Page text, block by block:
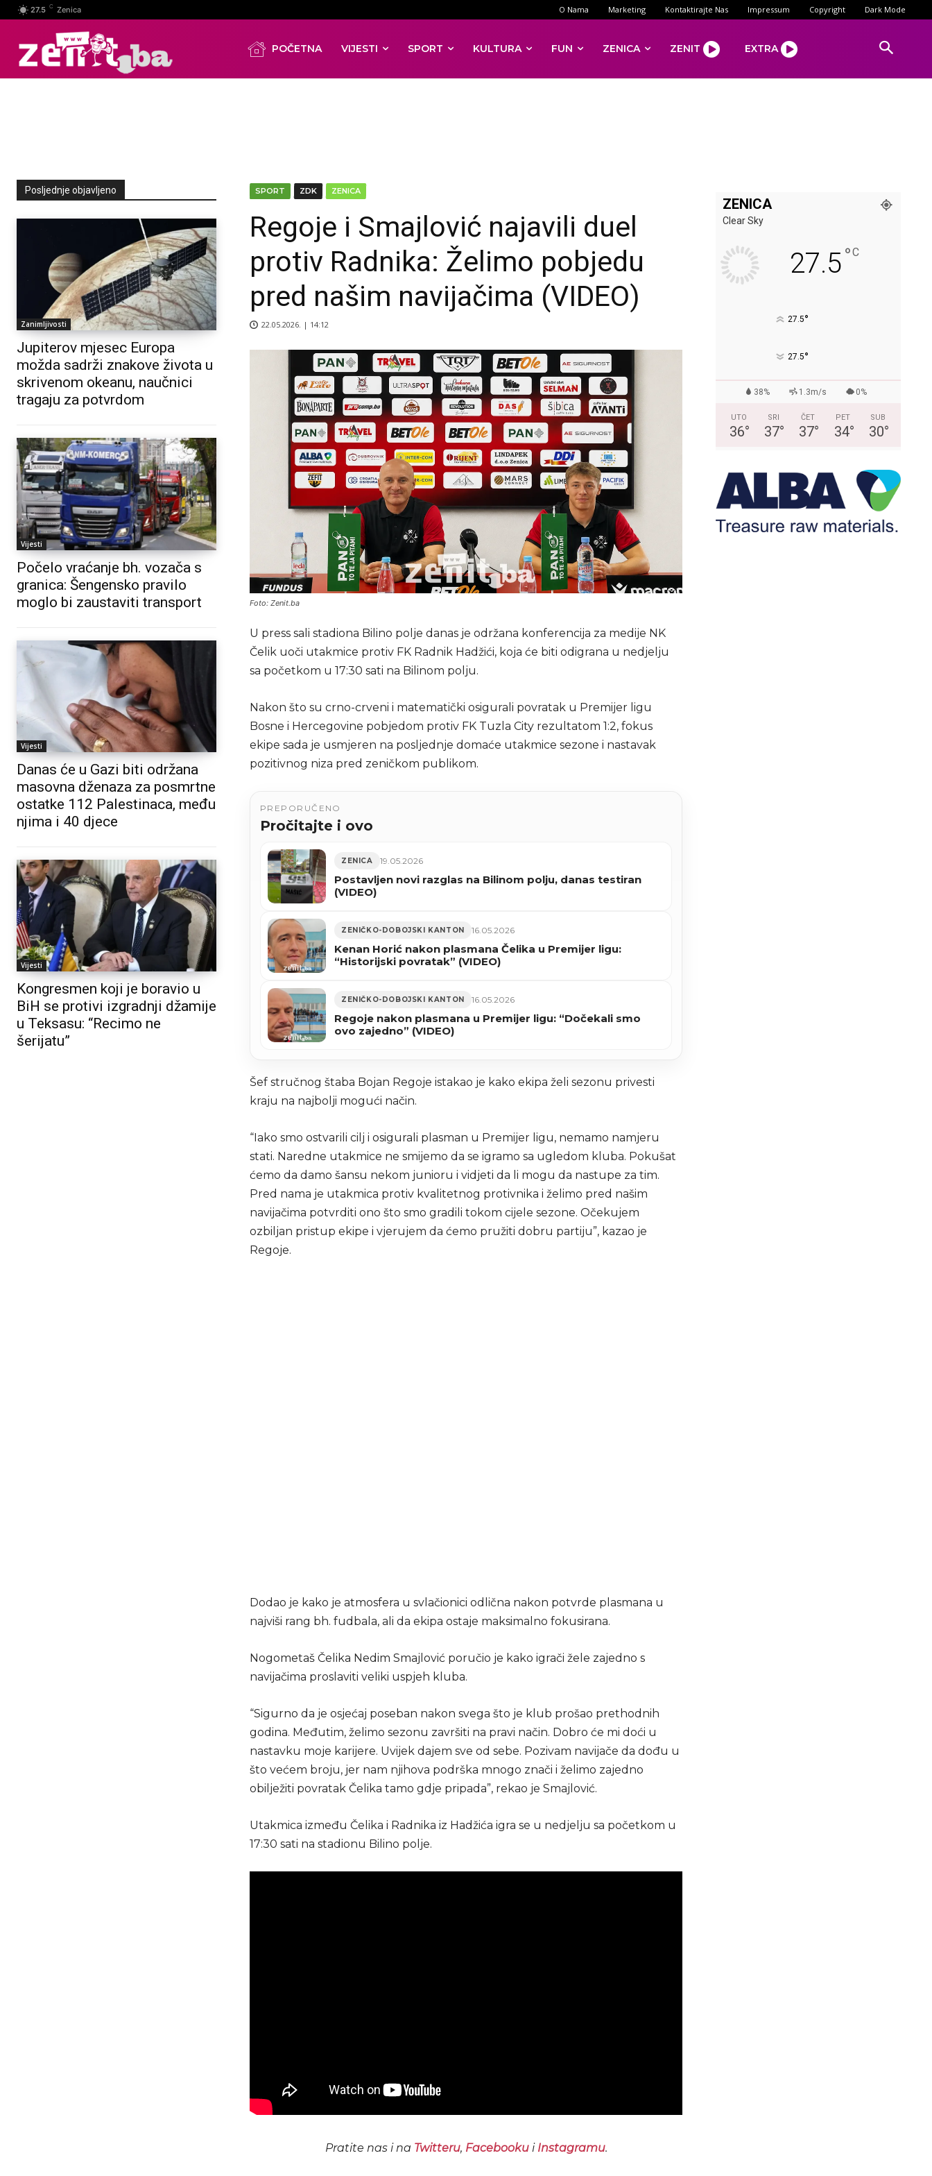
27.5 C Zenica O Nama Marketing Kontaktirajte Nas Impressum Copyright Dark Mode
POČETNA VIJESTI SPORT KULTURA FUN ZENICA ZENIT EXTRA
Posljednje objavljeno
Zanimljivosti
Jupiterov mjesec Europa
možda sadrži znakove života u
skrivenom okeanu, naučnici
tragaju za potvrdom
Vijesti
Počelo vraćanje bh. vozača s
granica: Šengensko pravilo
moglo bi zaustaviti transport
Vijesti
Danas će u Gazi biti održana
masovna dženaza za posmrtne
ostatke 112 Palestinaca, među
njima i 40 djece
Vijesti
Kongresmen koji je boravio u
BiH se protivi izgradnji džamije
u Teksasu: “Recimo ne
šerijatu”
SPORT ZDK ZENICA
Regoje i Smajlović najavili duel
protiv Radnika: Želimo pobjedu
pred našim navijačima (VIDEO)
22.05.2026. | 14:12
Foto: Zenit.ba
U press sali stadiona Bilino polje danas je održana konferencija za medije NK
Čelik uoči utakmice protiv FK Radnik Hadžići, koja će biti odigrana u nedjelju
sa početkom u 17:30 sati na Bilinom polju.
Nakon što su crno-crveni i matematički osigurali povratak u Premijer ligu
Bosne i Hercegovine pobjedom protiv FK Tuzla City rezultatom 1:2, fokus
ekipe sada je usmjeren na posljednje domaće utakmice sezone i nastavak
pozitivnog niza pred zeničkom publikom.
PREPORUČENO
Pročitajte i ovo
ZENICA 19.05.2026
Postavljen novi razglas na Bilinom polju, danas testiran
(VIDEO)
ZENIČKO-DOBOJSKI KANTON 16.05.2026
Kenan Horić nakon plasmana Čelika u Premijer ligu:
“Historijski povratak” (VIDEO)
ZENIČKO-DOBOJSKI KANTON 16.05.2026
Regoje nakon plasmana u Premijer ligu: “Dočekali smo
ovo zajedno” (VIDEO)
Šef stručnog štaba Bojan Regoje istakao je kako ekipa želi sezonu privesti
kraju na najbolji mogući način.
“Iako smo ostvarili cilj i osigurali plasman u Premijer ligu, nemamo namjeru
stati. Naredne utakmice ne smijemo da se igramo sa ugledom kluba. Pokušat
ćemo da damo šansu nekom junioru i vidjeti da li mogu da nastupe za tim.
Pred nama je utakmica protiv kvalitetnog protivnika i želimo pred našim
navijačima potvrditi ono što smo gradili tokom cijele sezone. Očekujem
ozbiljan pristup ekipe i vjerujem da ćemo pružiti dobru partiju”, kazao je
Regoje.
Dodao je kako je atmosfera u svlačionici odlična nakon potvrde plasmana u
najviši rang bh. fudbala, ali da ekipa ostaje maksimalno fokusirana.
Nogometaš Čelika Nedim Smajlović poručio je kako igrači žele zajedno s
navijačima proslaviti veliki uspjeh kluba.
“Sigurno da je osjećaj poseban nakon svega što je klub prošao prethodnih
godina. Međutim, želimo sezonu završiti na pravi način. Dobro će mi doći u
nastavku moje karijere. Uvijek dajem sve od sebe. Pozivam navijače da dođu u
što većem broju, jer nam njihova podrška mnogo znači i želimo zajedno
obilježiti povratak Čelika tamo gdje pripada”, rekao je Smajlović.
Utakmica između Čelika i Radnika iz Hadžića igra se u nedjelju sa početkom u
17:30 sati na stadionu Bilino polje.
Pratite nas i na Twitteru, Facebookui Instagramu.
ZENICA
Clear Sky
27.5°C
27.5°
27.5°
38% 1.3m/s 0%
UTO
36°
SRI
37°
ČET
37°
PET
34°
SUB
30°